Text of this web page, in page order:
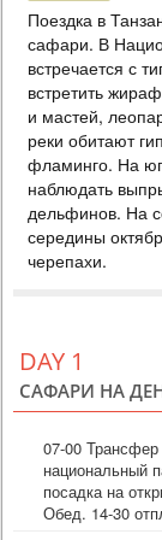
ТАНЗАНИЯ
Safari
Тур на 2 ночи на
самом сердце
построенном по
находится в
множество диких
миграция
Поездка в
сафари. В
встречается с
встретить
и мастей,
реки обитают
фламинго. На
наблюдать
дельфинов. На
середины
черепахи.
DAY 1
САФАРИ НА
07-00
национальный
посадка на
Обед. 14-30